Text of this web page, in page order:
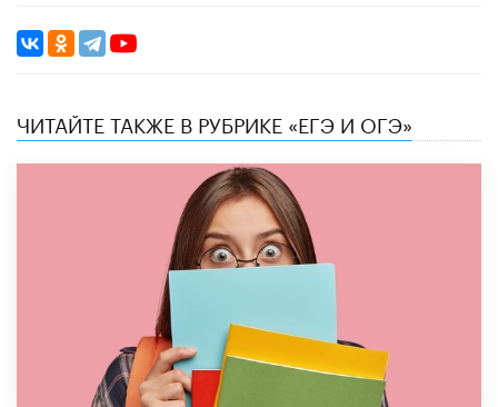
ЧИТАЙТЕ ТАКЖЕ В РУБРИКЕ «ЕГЭ И ОГЭ»